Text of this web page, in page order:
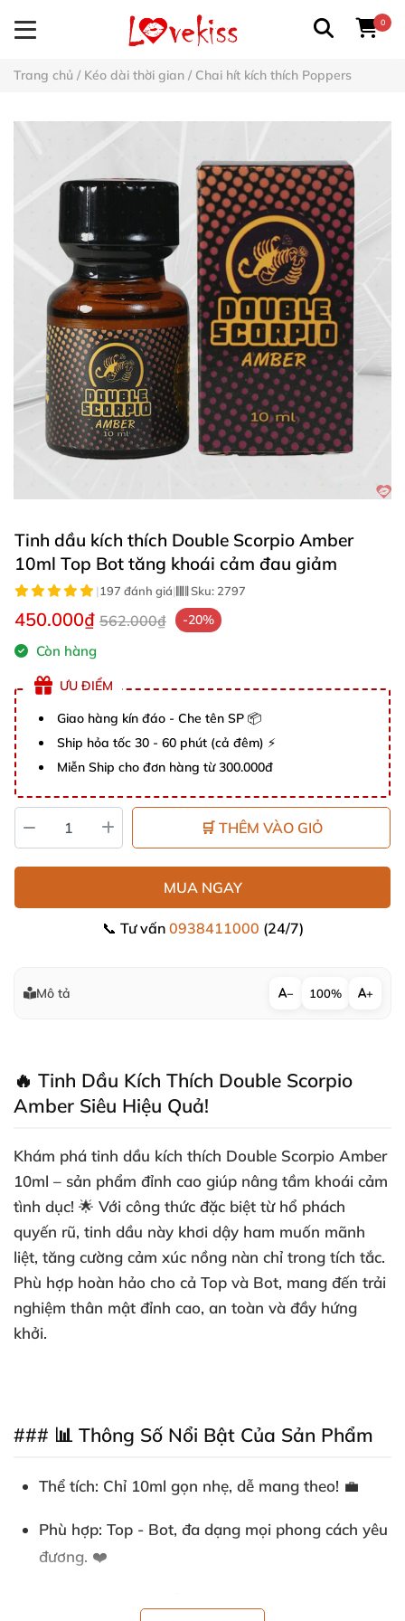
0
Trang chủ / Kéo dài thời gian / Chai hít kích thích Poppers
Tinh dầu kích thích Double Scorpio Amber
10ml Top Bot tăng khoái cảm đau giảm
|197 đánh giá| Sku: 2797
450.000₫ 562.000₫ -20%
Còn hàng
ƯU ĐIỂM
Giao hàng kín đáo - Che tên SP 📦
Ship hỏa tốc 30 - 60 phút (cả đêm) ⚡
Miễn Ship cho đơn hàng từ 300.000đ
🛒 THÊM VÀO GIỎ
MUA NGAY
📞 Tư vấn 0938411000 (24/7)
Mô tả − 100% +
🔥 Tinh Dầu Kích Thích Double Scorpio
Amber Siêu Hiệu Quả!
Khám phá tinh dầu kích thích Double Scorpio Amber
10ml – sản phẩm đỉnh cao giúp nâng tầm khoái cảm
tình dục! 🌟 Với công thức đặc biệt từ hổ phách
quyến rũ, tinh dầu này khơi dậy ham muốn mãnh
liệt, tăng cường cảm xúc nồng nàn chỉ trong tích tắc.
Phù hợp hoàn hảo cho cả Top và Bot, mang đến trải
nghiệm thân mật đỉnh cao, an toàn và đầy hứng
khởi.
### 📊 Thông Số Nổi Bật Của Sản Phẩm
Thể tích: Chỉ 10ml gọn nhẹ, dễ mang theo! 💼
Phù hợp: Top - Bot, đa dạng mọi phong cách yêu
đương. ❤️